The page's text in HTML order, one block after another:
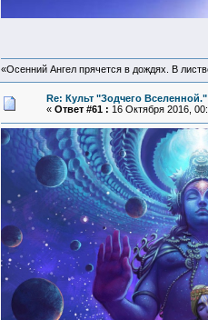
«Осенний Ангел прячется в дождях. В
Re: Культ "Зодчего Вселенной."
« Ответ #61 : 16 Октября 2016,